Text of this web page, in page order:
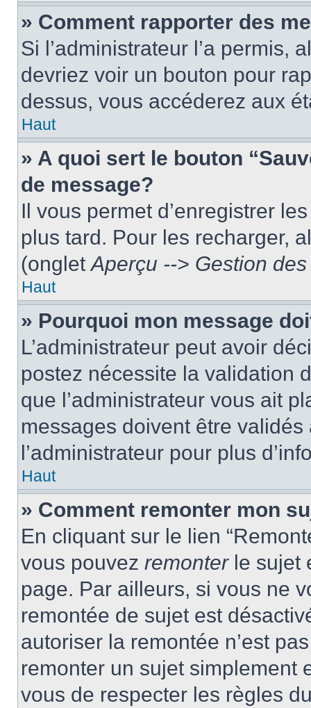
» Comment rapporter des
Si l’administrateur l’a permis,
devriez voir un bouton pour
dessus, vous accéderez aux
Haut
» A quoi sert le bouton
de message?
Il vous permet d’enregistrer
plus tard. Pour les recharger,
(ongletAperçu --> Gestion
Haut
» Pourquoi mon message
L’administrateur peut avoir
postez nécessite la validation
que l’administrateur vous ait
messages doivent être validés
l’administrateur pour plus
Haut
» Comment remonter mon
En cliquant sur le lien
vous pouvez remonterle sujet
page. Par ailleurs, si vous ne
remontée de sujet est
autoriser la remontée n’est
remonter un sujet simplement
vous de respecter les règles